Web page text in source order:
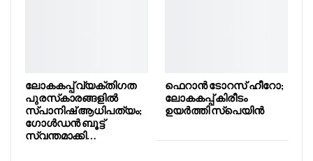
ലോകകപ്പ് വ്യക്തിഗത
പുരസ്‌കാരങ്ങളിൽ
സ്പാനിഷ് ആധിപത്യം;
ഗോൾഡൻ ബൂട്ട്
സ്വന്തമാക്കി…
ഫെറാൻ ടോറസ് ഹീറോ;
ലോകകപ്പ് കിരീടം
ഉയർത്തി സ്പെയിൻ